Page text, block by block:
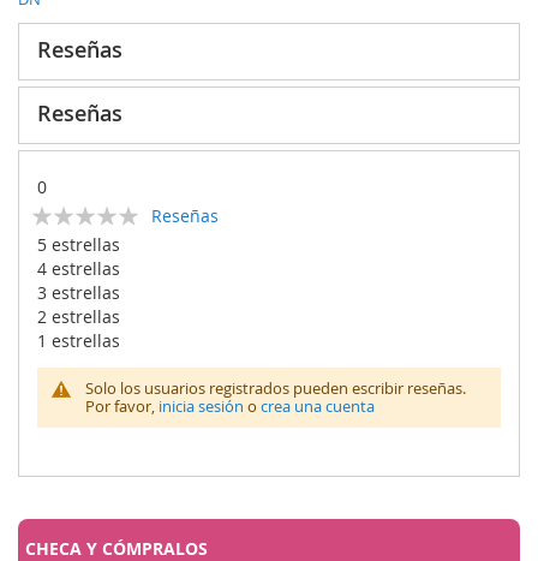
Reseñas
Reseñas
0
Calificación:
% of100
Reseñas
5 estrellas
4 estrellas
3 estrellas
2 estrellas
1 estrellas
Solo los usuarios registrados pueden escribir reseñas.
Por favor, inicia sesión o crea una cuenta
CHECA Y CÓMPRALOS